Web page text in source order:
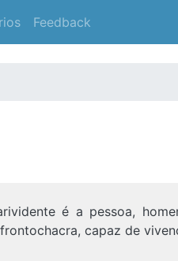
Feedback
é a pessoa,
capaz de